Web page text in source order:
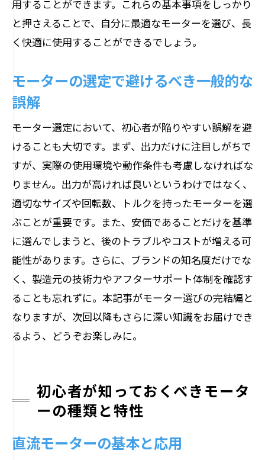
用することができます。これらの基本事項をしっかり
と押さえることで、自分に最適なモーターを選び、長
く快適に使用することができるでしょう。
モーターの選定で避けるべき一般的な
誤解
モーター選定において、初心者が陥りやすい誤解を避
けることも大切です。まず、出力だけに注目しがちで
すが、実際の使用環境や動作条件も考慮しなければな
りません。出力が高ければ良いというわけではなく、
適切なサイズや回転数、トルクを持ったモーターを選
ぶことが重要です。また、安価であることだけを基準
に選んでしまうと、後のトラブルやコストが増える可
能性があります。さらに、ブランドの知名度だけでな
く、製造元の技術力やアフターサポート体制を確認す
ることも忘れずに。本記事がモーター選びの完結編と
なりますが、次回以降もさらに深い知識をお届けでき
るよう、どうぞお楽しみに。
初心者が知っておくべきモータ
ーの種類と特性
直流モーターの基本と応用